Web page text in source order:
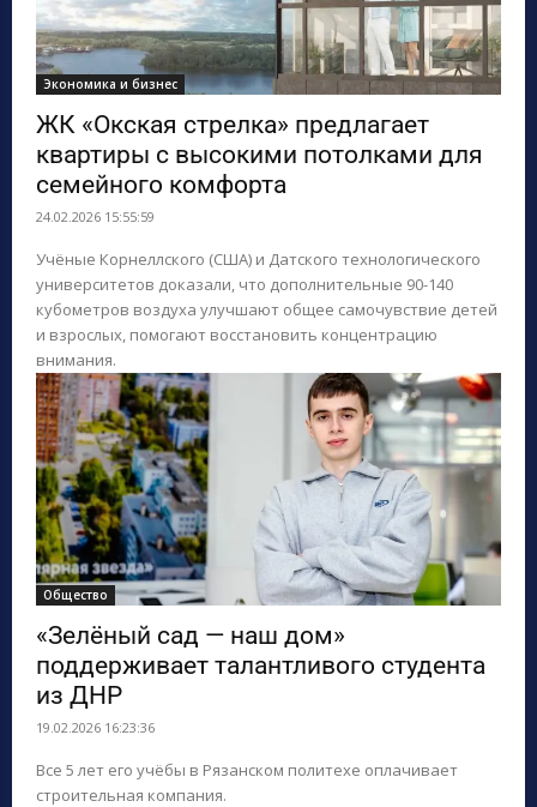
Экономика и бизнес
ЖК «Окская стрелка» предлагает
квартиры с высокими потолками для
семейного комфорта
24.02.2026 15:55:59
Учёные Корнеллского (США) и Датского технологического
университетов доказали, что дополнительные 90-140
кубометров воздуха улучшают общее самочувствие детей
и взрослых, помогают восстановить концентрацию
внимания.
Общество
«Зелёный сад — наш дом»
поддерживает талантливого студента
из ДНР
19.02.2026 16:23:36
Все 5 лет его учёбы в Рязанском политехе оплачивает
строительная компания.